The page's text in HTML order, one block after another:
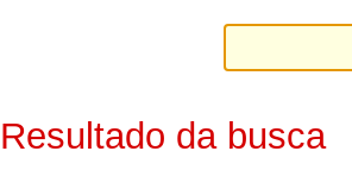
Resultado da busca